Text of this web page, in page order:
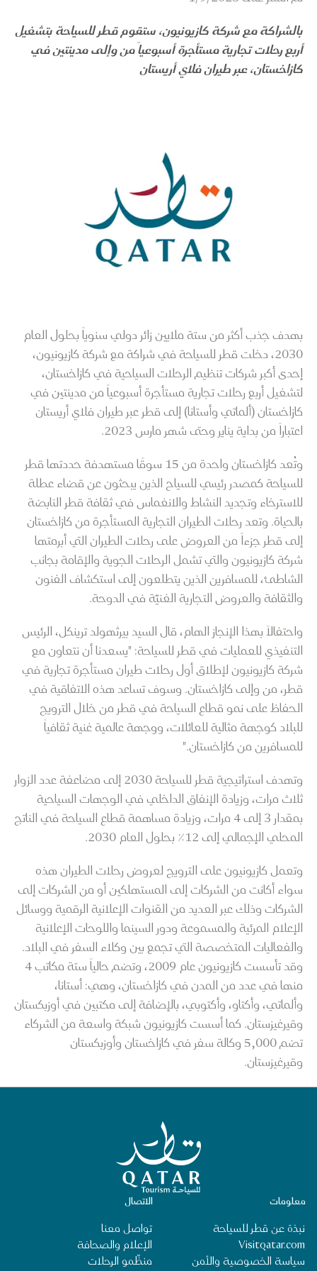
بالشراكة مع شركة كازيونيون، ستقوم قطر للسياحة بتشغيل
أربع رحلات تجارية مستأجرة أسبوعياً من وإلى مدينتين في
كازاخستان، عبر طيران فلاي أريستان
بهدف جذب أكثر من ستة ملايين زائر دولي سنوياً بحلول العام
2030، دخلت قطر للسياحة في شراكة مع شركة كازيونيون،
إحدى أكبر شركات تنظيم الرحلات السياحية في كازاخستان،
لتشغيل أربع رحلات تجارية مستأجرة أسبوعياً من مدينتين في
كازاخستان (ألماتي وأستانا) إلى قطر عبر طيران فلاي أريستان
اعتباراً من بداية يناير وحتى شهر مارس 2023.
وتُعد كازاخستان واحدة من 15 سوقًا مستهدفة حددتها قطر
للسياحة كمصدر رئيسي للسياح الذين يبحثون عن قضاء عطلة
للاسترخاء وتجديد النشاط والانغماس في ثقافة قطر النابضة
بالحياة. وتعد رحلات الطيران التجارية المستأجرة من كازاخستان
إلى قطر جزءاً من العروض على رحلات الطيران التي أبرمتها
شركة كازيونيون والتي تشمل الرحلات الجوية والإقامة بجانب
الشاطئ، للمسافرين الذين يتطلعون إلى استكشاف الفنون
والثقافة والعروض التجارية الغنيّة في الدوحة.
واحتفالاً بهذا الإنجاز الهام، قال السيد بيرثهولد ترينكل، الرئيس
التنفيذي للعمليات في قطر للسياحة: "يسعدنا أن نتعاون مع
شركة كازيونيون لإطلاق أول رحلات طيران مستأجرة تجارية في
قطر، من وإلى كازاخستان. وسوف تساعد هذه الاتفاقية في
الحفاظ على نمو قطاع السياحة في قطر من خلال الترويج
للبلاد كوجهة مثالية للعائلات، ووجهة عالمية غنية ثقافياً
للمسافرين من كازاخستان."
وتهدف استراتيجية قطر للسياحة 2030 إلى مضاعفة عدد الزوار
ثلاث مرات، وزيادة الإنفاق الداخلي في الوجهات السياحية
بمقدار 3 إلى 4 مرات، وزيادة مساهمة قطاع السياحة في الناتج
المحلي الإجمالي إلى 12٪ بحلول العام 2030.
وتعمل كازيونيون على الترويج لعروض رحلات الطيران هذه
سواء أكانت من الشركات إلى المستهلكين أو من الشركات إلى
الشركات وذلك عبر العديد من القنوات الإعلانية الرقمية ووسائل
الإعلام المرئية والمسموعة ودور السينما واللوحات الإعلانية
والفعاليات المتخصصة التي تجمع بين وكلاء السفر في البلاد.
وقد تأسست كازيونيون عام 2009، وتضم حالياً ستة مكاتب 4
منها في عدد من المدن في كازاخستان، وهي: أستانا،
وألماتي، وأكتاو، وأكتوبي، بالإضافة إلى مكتبين في أوزبكستان
وقيرغيزستان. كما أسست كازيونيون شبكة واسعة من الشركاء
تضم 5,000 وكالة سفر في كازاخستان وأوزبكستان
وقيرغيزستان.
الصفحة الرئيسية لقطر للسياحة
الاتصال
تواصل معنا
الإعلام والصحافة
منظِّمو الرحلات
معلومات
نبذة عن قطر للسياحة
Visitqatar.com
سياسة الخصوصية والأمن